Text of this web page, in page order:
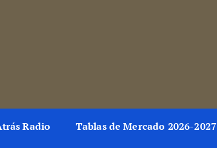
Radio Tablas de Mercado 2026-2027